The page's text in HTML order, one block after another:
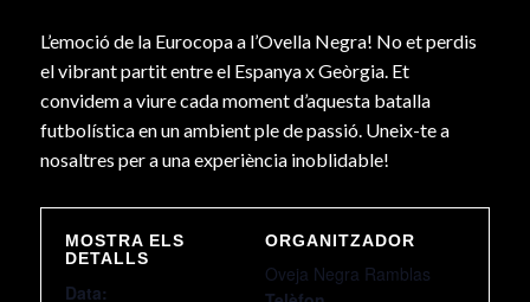
L’emoció de la Eurocopa a l’Ovella Negra! No et perdis
el vibrant partit entre el Espanya x Geòrgia. Et
convidem a viure cada moment d’aquesta batalla
futbolística en un ambient ple de passió. Uneix-te a
nosaltres per a una experiència inoblidable!
MOSTRA ELS
DETALLS
Data:
ORGANITZADOR
Oveja Negra Ramblas